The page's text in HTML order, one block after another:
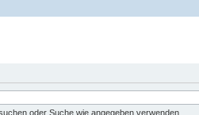
oder Suche wie angegeben verwenden